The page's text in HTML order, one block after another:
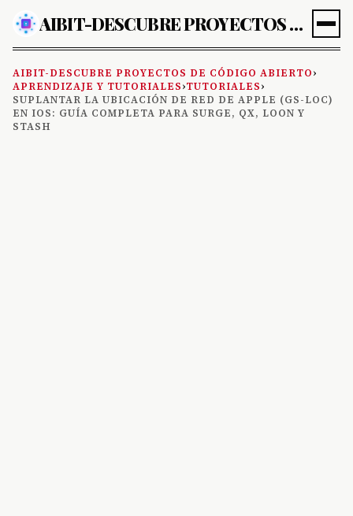
AIBIT-DESCUBRE PROYECTOS DE CÓDIGO ABIERTO
AIBIT-DESCUBRE PROYECTOS DE CÓDIGO ABIERTO›
APRENDIZAJE Y TUTORIALES›TUTORIALES›
SUPLANTAR LA UBICACIÓN DE RED DE APPLE (GS-LOC)
EN IOS: GUÍA COMPLETA PARA SURGE, QX, LOON Y
STASH